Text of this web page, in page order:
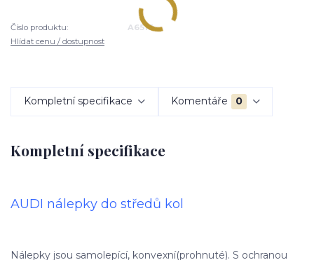
Číslo produktu:
A6513
Hlídat cenu / dostupnost
Kompletní specifikace Komentáře 0
Kompletní specifikace
AUDI nálepky do středů kol
Nálepky jsou samolepící, konvexní(prohnuté). S ochranou